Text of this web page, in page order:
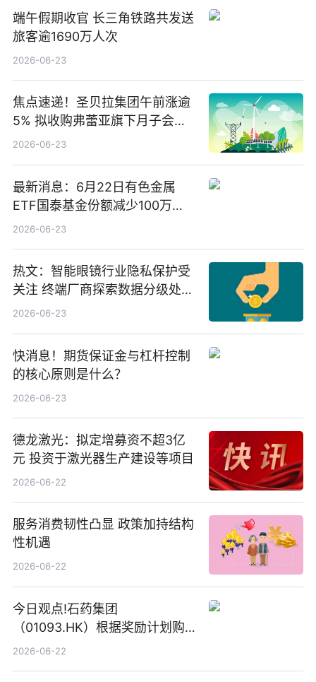
端午假期收官 长三角铁路共发送
旅客逾1690万人次
2026-06-23
焦点速递！圣贝拉集团午前涨逾
5% 拟收购弗蕾亚旗下月子会所
业务少数股权
2026-06-23
最新消息：6月22日有色金属
ETF国泰基金份额减少100万
份，重仓股紫金矿业、洛阳钼
2026-06-23
热文：智能眼镜行业隐私保护受
关注 终端厂商探索数据分级处理
等方案
2026-06-23
快消息！期货保证金与杠杆控制
的核心原则是什么？
2026-06-23
德龙激光：拟定增募资不超3亿
元 投资于激光器生产建设等项目
2026-06-22
服务消费韧性凸显 政策加持结构
性机遇
2026-06-22
今日观点!石药集团
（01093.HK）根据奖励计划购
回580万股
2026-06-22